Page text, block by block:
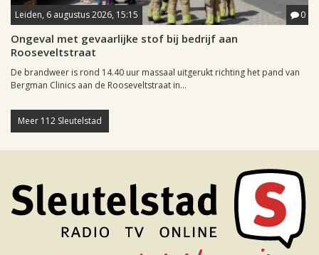
Leiden, 6 augustus 2026, 15:15 0
Ongeval met gevaarlijke stof bij bedrijf aan
Rooseveltstraat
De brandweer is rond 14.40 uur massaal uitgerukt richting het pand van
Bergman Clinics aan de Rooseveltstraat in...
Meer 112 Sleutelstad